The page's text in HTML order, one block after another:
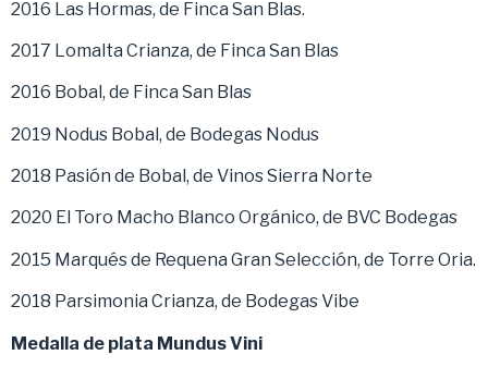
2016 Las Hormas, de Finca San Blas.
2017 Lomalta Crianza, de Finca San Blas
2016 Bobal, de Finca San Blas
2019 Nodus Bobal, de Bodegas Nodus
2018 Pasión de Bobal, de Vinos Sierra Norte
2020 El Toro Macho Blanco Orgánico, de BVC Bodegas
2015 Marqués de Requena Gran Selección, de Torre Oria.
2018 Parsimonia Crianza, de Bodegas Vibe
Medalla de plata Mundus Vini